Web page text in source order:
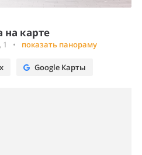
карте
• показать панораму
Google Карты